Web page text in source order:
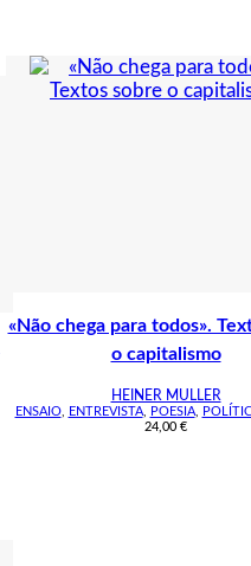
«Não chega para todos».
o capitalismo
HEINER MULLER
ENSAIO, ENTREVISTA, POESIA,
24,00 €